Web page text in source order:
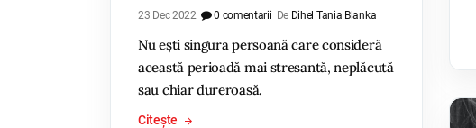
23 Dec 2022 0 comentarii De Dihel Tania Blanka
Nu ești singura persoană care consideră
această perioadă mai stresantă, neplăcută
sau chiar dureroasă.
Citește